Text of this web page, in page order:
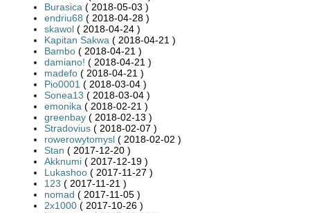
Burasica ( 2018-05-03 )
endriu68 ( 2018-04-28 )
skawol ( 2018-04-24 )
Kapitan Sakwa ( 2018-04-21 )
Bambo ( 2018-04-21 )
damiano! ( 2018-04-21 )
madefo ( 2018-04-21 )
Pio0001 ( 2018-03-04 )
Sonea13 ( 2018-03-04 )
emonika ( 2018-02-21 )
greenbay ( 2018-02-13 )
Stradovius ( 2018-02-07 )
rowerowytomysl ( 2018-02-02 )
Stan ( 2017-12-20 )
Akknumi ( 2017-12-19 )
Lukashoo ( 2017-11-27 )
123 ( 2017-11-21 )
nomad ( 2017-11-05 )
2x1000 ( 2017-10-26 )